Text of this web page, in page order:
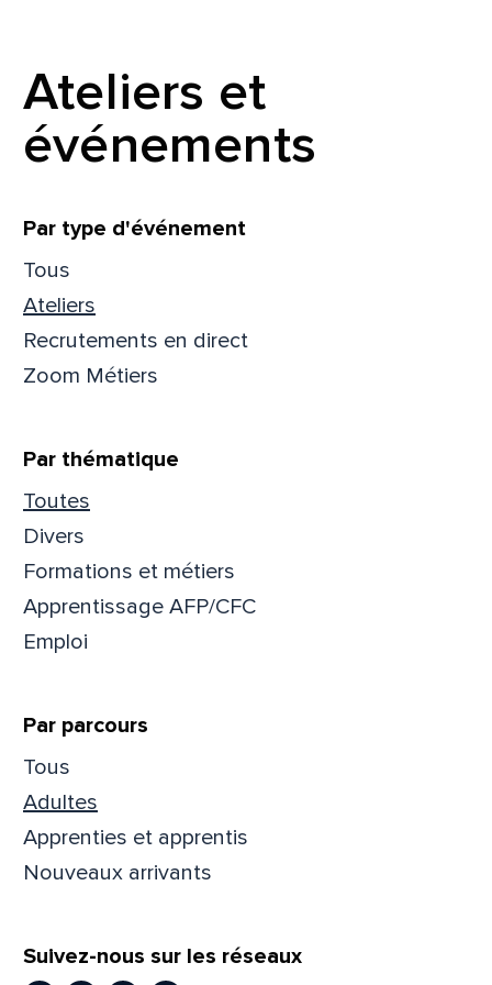
Ateliers et
événements
Filtrer
Par type d'événement
Tous
Ateliers
Recrutements en direct
Zoom Métiers
Par thématique
Toutes
Divers
Formations et métiers
Apprentissage AFP/CFC
Emploi
Par parcours
Tous
Adultes
Apprenties et apprentis
Nouveaux arrivants
Suivez-nous sur les réseaux